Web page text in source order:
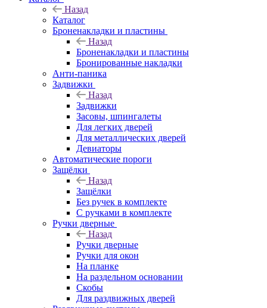
Назад
Каталог
Броненакладки и пластины
Назад
Броненакладки и пластины
Бронированные накладки
Анти-паника
Задвижки
Назад
Задвижки
Засовы, шпингалеты
Для легких дверей
Для металлических дверей
Девиаторы
Автоматические пороги
Защёлки
Назад
Защёлки
Без ручек в комплекте
С ручками в комплекте
Ручки дверные
Назад
Ручки дверные
Ручки для окон
На планке
На раздельном основании
Скобы
Для раздвижных дверей